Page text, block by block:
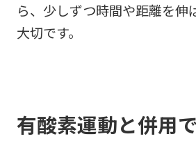
ら、少しずつ時間や距離を伸
大切です。
有酸素運動と併用